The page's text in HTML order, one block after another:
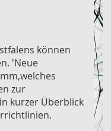
können
'Neue
zur
kurzer Überblick